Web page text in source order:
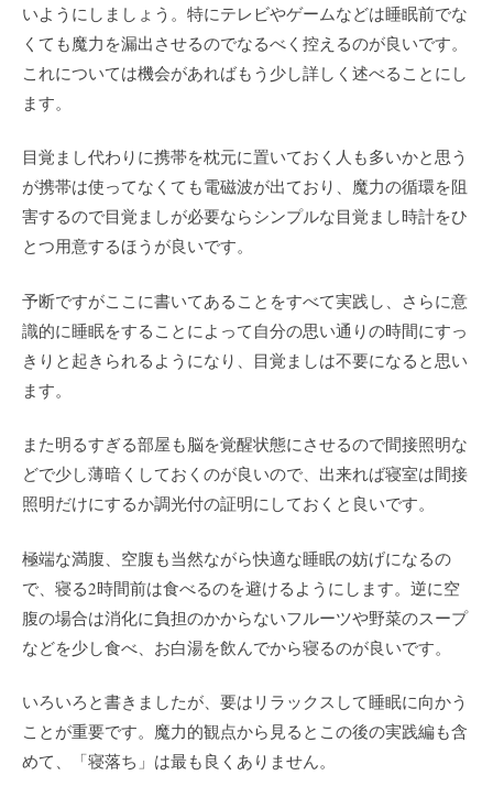
いようにしましょう。特にテレビやゲームなどは睡眠前でな
くても魔力を漏出させるのでなるべく控えるのが良いです。
これについては機会があればもう少し詳しく述べることにし
ます。
目覚まし代わりに携帯を枕元に置いておく人も多いかと思う
が携帯は使ってなくても電磁波が出ており、魔力の循環を阻
害するので目覚ましが必要ならシンプルな目覚まし時計をひ
とつ用意するほうが良いです。
予断ですがここに書いてあることをすべて実践し、さらに意
識的に睡眠をすることによって自分の思い通りの時間にすっ
きりと起きられるようになり、目覚ましは不要になると思い
ます。
また明るすぎる部屋も脳を覚醒状態にさせるので間接照明な
どで少し薄暗くしておくのが良いので、出来れば寝室は間接
照明だけにするか調光付の証明にしておくと良いです。
極端な満腹、空腹も当然ながら快適な睡眠の妨げになるの
で、寝る2時間前は食べるのを避けるようにします。逆に空
腹の場合は消化に負担のかからないフルーツや野菜のスープ
などを少し食べ、お白湯を飲んでから寝るのが良いです。
いろいろと書きましたが、要はリラックスして睡眠に向かう
ことが重要です。魔力的観点から見るとこの後の実践編も含
めて、「寝落ち」は最も良くありません。